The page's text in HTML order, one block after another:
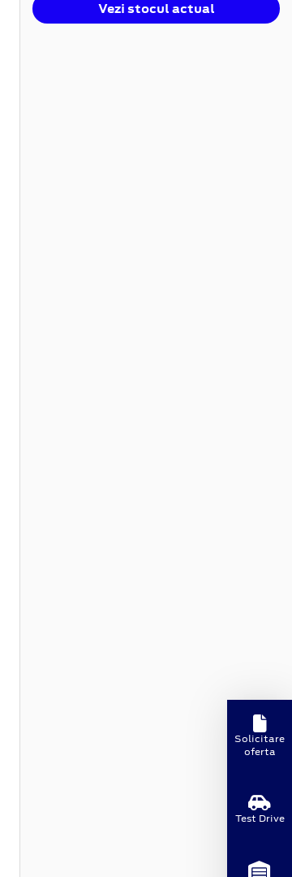
Vezi stocul actual
Solicitare
oferta
Test Drive